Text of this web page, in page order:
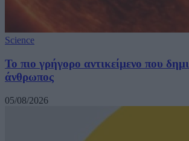
Science
Το πιο γρήγορο αντικείμενο που
άνθρωπος
05/08/2026